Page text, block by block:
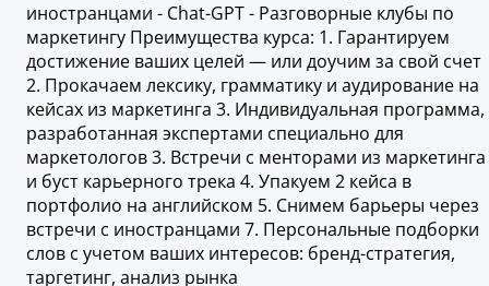
иностранцами - Chat-GPT - Разговорные клубы по
маркетингу Преимущества курса: 1. Гарантируем
достижение ваших целей — или доучим за свой счет
2. Прокачаем лексику, грамматику и аудирование на
кейсах из маркетинга 3. Индивидуальная программа,
разработанная экспертами специально для
маркетологов 3. Встречи с менторами из маркетинга
и буст карьерного трека 4. Упакуем 2 кейса в
портфолио на английском 5. Снимем барьеры через
встречи с иностранцами 7. Персональные подборки
слов с учетом ваших интересов: бренд-стратегия,
таргетинг, анализ рынка